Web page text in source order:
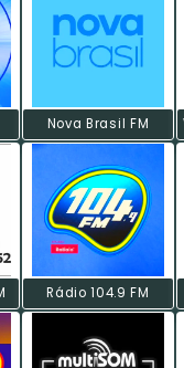
Nova Brasil FM
Rádio 104.9 FM